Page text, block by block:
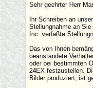
Sehr geehrter Herr
Ihr Schreiben an
Stellungnahme an
Inc. verfaßte
Das von Ihnen
beanstandete
oder bei bestimmten
24EX festzustellen.
Bilder produziert, ist